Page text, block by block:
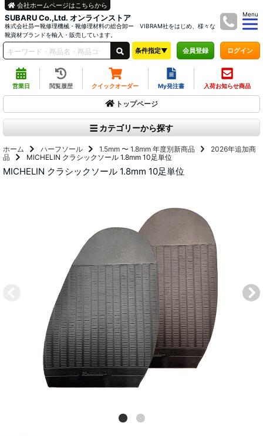
SUBARU Co.,Ltd. オンラインストア
株式会社昴ー靴修理機械・靴修理材料の総合卸ー VIBRAM社をはじめ、様々な
靴資材ブランドを輸入・販売しています。
Menu
会社ホームページはこちらから
条件指定▼ 会員登録 ログイン
営業日 閲覧履歴 クイックオーダー My発注書 入荷お知らせ商品
トップページ
カテゴリーから探す
ホーム ハーフソール 1.5mm 〜 1.8mm 年度別新商品
2026年追加商
品
MICHELIN クラシックソール 1.8mm 10足単位
MICHELIN クラシックソール 1.8mm 10足単位